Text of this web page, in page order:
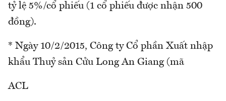
tỷ lệ 5%/cổ phiếu (1 cổ phiếu được nhận 500
đồng).
* Ngày 10/2/2015, Công ty Cổ phần Xuất nhập
khẩu Thuỷ sản Cửu Long An Giang (mã
ACL